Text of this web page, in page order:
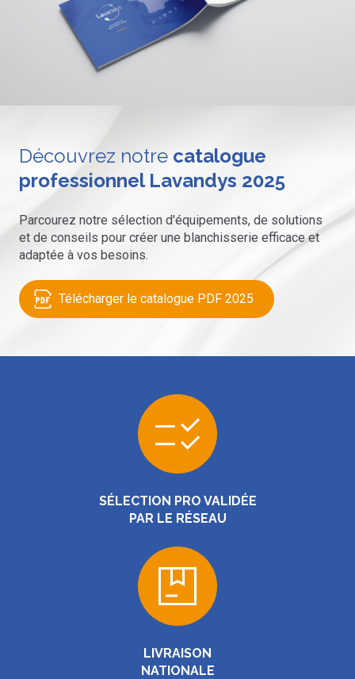
Découvrez notre catalogue
professionnel Lavandys 2025
Parcourez notre sélection d'équipements, de solutions
et de conseils pour créer une blanchisserie efficace et
adaptée à vos besoins.
Télécharger le catalogue PDF 2025
SÉLECTION PRO VALIDÉE
PAR LE RÉSEAU
LIVRAISON
NATIONALE